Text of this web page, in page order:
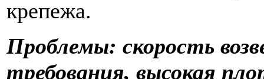
крепежа.
Проблемы: скорость
требования, высокая